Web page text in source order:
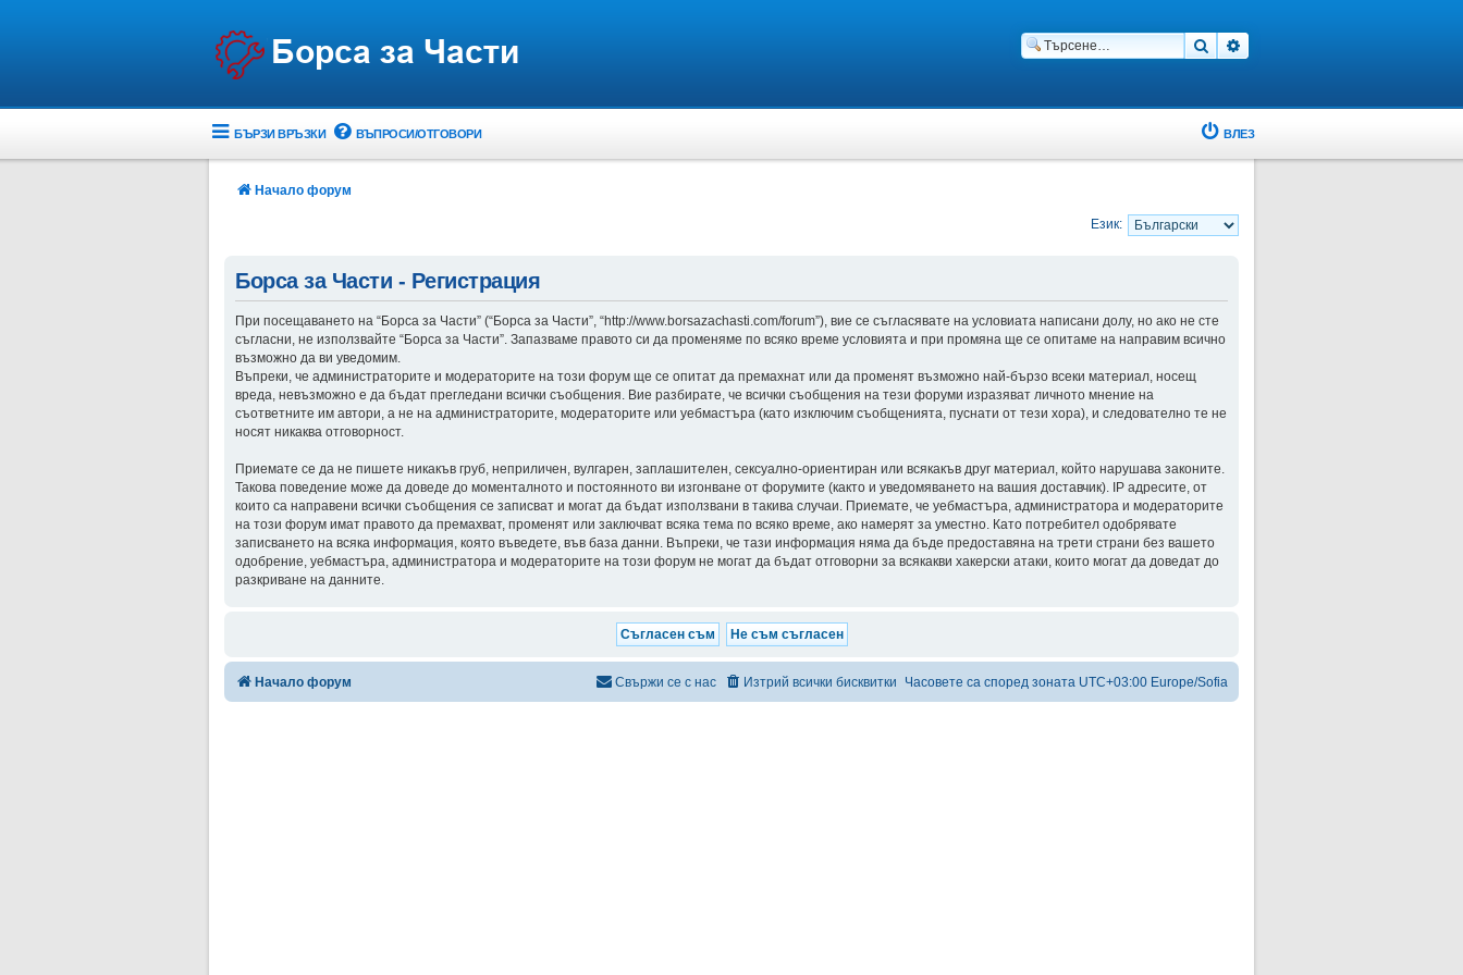
Търсене
БЪРЗИ ВРЪЗКИ ВЪПРОСИ/ОТГОВОРИ ВЛЕЗ
Начало форум
Език:
Борса за Части - Регистрация
При посещаването на “Борса за Части” (“Борса за Части”, “http://www.borsazachasti.com/forum”), вие се съгласявате на условиата написани долу, но ако не сте
съгласни, не използвайте “Борса за Части”. Запазваме правото си да променяме по всяко време условията и при промяна ще се опитаме на направим всично
възможно да ви уведомим.
Въпреки, че администраторите и модераторите на този форум ще се опитат да премахнат или да променят възможно най-бързо всеки материал, носещ
вреда, невъзможно е да бъдат прегледани всички съобщения. Вие разбирате, че всички съобщения на тези форуми изразяват личното мнение на
съответните им автори, а не на администраторите, модераторите или уебмастъра (като изключим съобщенията, пуснати от тези хора), и следователно те не
носят никаква отговорност.
Приемате се да не пишете никакъв груб, неприличен, вулгарен, заплашителен, сексуално-ориентиран или всякакъв друг материал, който нарушава законите.
Такова поведение може да доведе до моменталното и постоянното ви изгонване от форумите (както и уведомяването на вашия доставчик). IP адресите, от
които са направени всички съобщения се записват и могат да бъдат използвани в такива случаи. Приемате, че уебмастъра, администратора и модераторите
на този форум имат правото да премахват, променят или заключват всяка тема по всяко време, ако намерят за уместно. Като потребител одобрявате
записването на всяка информация, която въведете, във база данни. Въпреки, че тази информация няма да бъде предоставяна на трети страни без вашето
одобрение, уебмастъра, администратора и модераторите на този форум не могат да бъдат отговорни за всякакви хакерски атаки, които могат да доведат до
разкриване на данните.
Начало форум Часовете са според зоната UTC+03:00 Europe/Sofia
Изтрий всички бисквитки
Свържи се с нас